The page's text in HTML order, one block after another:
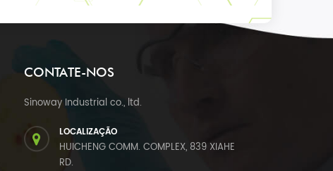
CONTATE-NOS
Sinoway Industrial co., ltd.
LOCALIZAÇÃO
HUICHENG COMM. COMPLEX, 839 XIAHE
RD.